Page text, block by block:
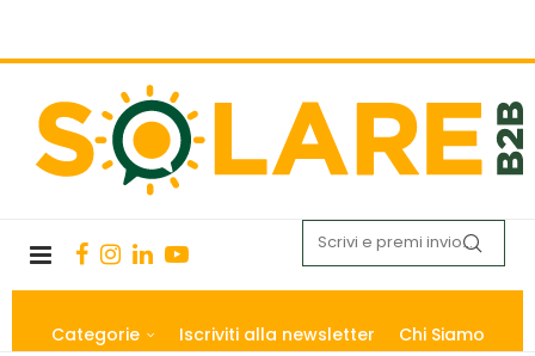
Categorie Iscriviti alla newsletter Chi Siamo